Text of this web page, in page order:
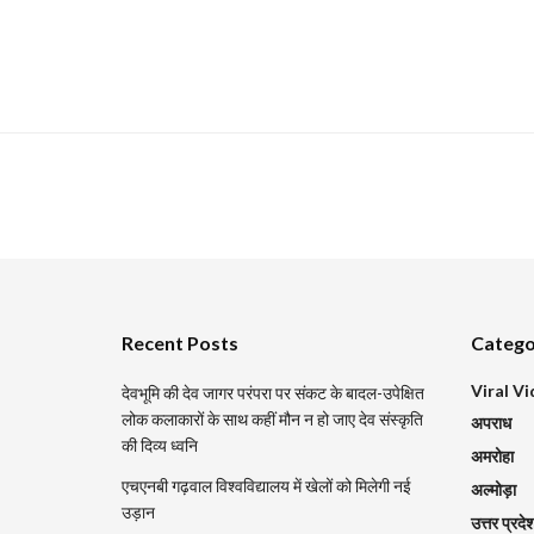
Recent Posts
देवभूमि की देव जागर परंपरा पर संकट के बादल-उपेक्षित
लोक कलाकारों के साथ कहीं मौन न हो जाए देव संस्कृति
की दिव्य ध्वनि
एचएनबी गढ़वाल विश्वविद्यालय में खेलों को मिलेगी नई
उड़ान
Viral
अपराध
अमरोहा
अल्मोड़ा
उत्तर